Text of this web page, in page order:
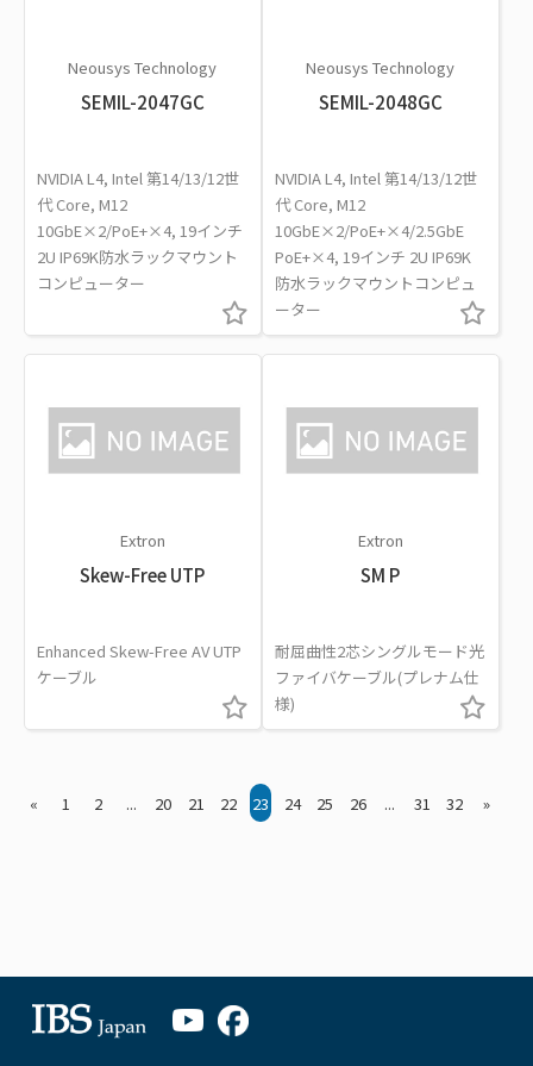
Neousys Technology
SEMIL-2047GC
NVIDIA L4, Intel 第14/13/12世
代 Core, M12
10GbE×2/PoE+×4, 19インチ
2U IP69K防水ラックマウント
コンピューター
Neousys Technology
SEMIL-2048GC
NVIDIA L4, Intel 第14/13/12世
代 Core, M12
10GbE×2/PoE+×4/2.5GbE
PoE+×4, 19インチ 2U IP69K
防水ラックマウントコンピュ
ーター
Extron
Skew-Free UTP
Enhanced Skew-Free AV UTP
ケーブル
Extron
SM P
耐屈曲性2芯シングルモード光
ファイバケーブル(プレナム仕
様)
« 1 2 ... 20 21 22 23 24 25 26 ... 31 32 »